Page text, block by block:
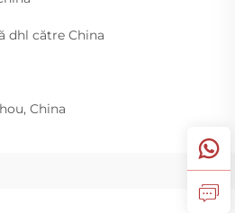
dhl către China
China